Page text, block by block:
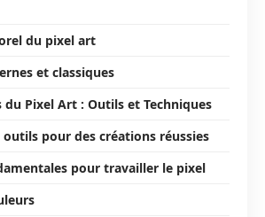
du pixel art
et classiques
du Pixel Art : Outils et Techniques
outils pour des créations réussies
pour travailler le pixel